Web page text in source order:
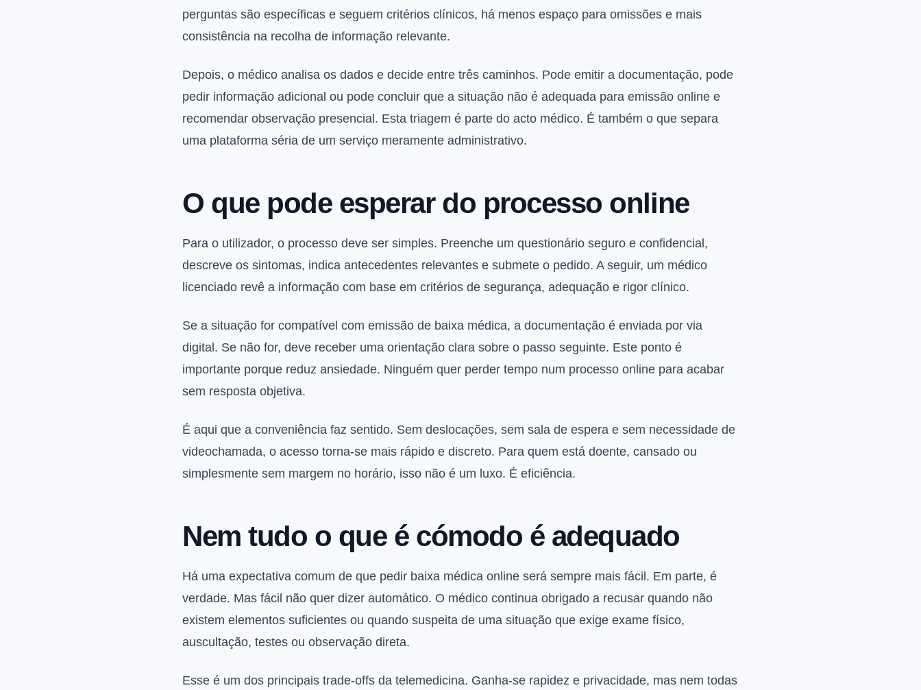
perguntas são específicas e seguem critérios clínicos, há menos espaço para omissões e mais
consistência na recolha de informação relevante.
Depois, o médico analisa os dados e decide entre três caminhos. Pode emitir a documentação, pode
pedir informação adicional ou pode concluir que a situação não é adequada para emissão online e
recomendar observação presencial. Esta triagem é parte do acto médico. É também o que separa
uma plataforma séria de um serviço meramente administrativo.
O que pode esperar do processo online
Para o utilizador, o processo deve ser simples. Preenche um questionário seguro e confidencial,
descreve os sintomas, indica antecedentes relevantes e submete o pedido. A seguir, um médico
licenciado revê a informação com base em critérios de segurança, adequação e rigor clínico.
Se a situação for compatível com emissão de baixa médica, a documentação é enviada por via
digital. Se não for, deve receber uma orientação clara sobre o passo seguinte. Este ponto é
importante porque reduz ansiedade. Ninguém quer perder tempo num processo online para acabar
sem resposta objetiva.
É aqui que a conveniência faz sentido. Sem deslocações, sem sala de espera e sem necessidade de
videochamada, o acesso torna-se mais rápido e discreto. Para quem está doente, cansado ou
simplesmente sem margem no horário, isso não é um luxo. É eficiência.
Nem tudo o que é cómodo é adequado
Há uma expectativa comum de que pedir baixa médica online será sempre mais fácil. Em parte, é
verdade. Mas fácil não quer dizer automático. O médico continua obrigado a recusar quando não
existem elementos suficientes ou quando suspeita de uma situação que exige exame físico,
auscultação, testes ou observação direta.
Esse é um dos principais trade-offs da telemedicina. Ganha-se rapidez e privacidade, mas nem todas